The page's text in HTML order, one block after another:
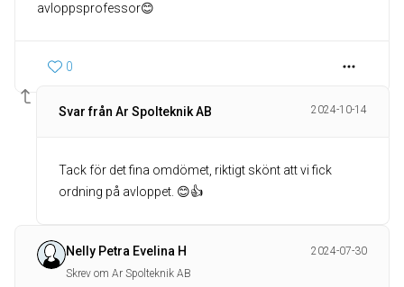
avloppsprofessor😊
0
Svar från Ar Spolteknik AB 2024-10-14
Tack för det fina omdömet, riktigt skönt att vi fick
ordning på avloppet. 😊👍
Nelly Petra Evelina H
2024-07-30
Skrev om Ar Spolteknik AB